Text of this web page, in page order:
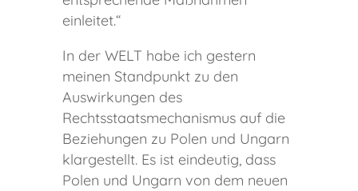
einleitet.“
In der WELT habe ich gestern
meinen Standpunkt zu den
Auswirkungen des
Rechtsstaatsmechanismus auf die
Beziehungen zu Polen und Ungarn
klargestellt. Es ist eindeutig, dass
Polen und Ungarn von dem neuen